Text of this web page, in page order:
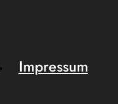
Impressum